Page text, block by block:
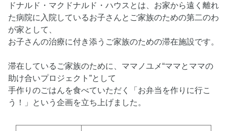
ドナルド・マクドナルド・ハウスとは、お家から遠く離れ
た病院に入院しているお子さんとご家族のための第二のわ
が家として、
お子さんの治療に付き添うご家族のための滞在施設です。
滞在しているご家族のために、ママノユメ“ママとママの
助け合いプロジェクト”として
手作りのごはんを食べていただく「お弁当を作りに行こ
う！」という企画を立ち上げました。